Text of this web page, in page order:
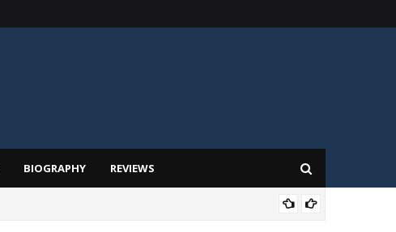
BIOGRAPHY REVIEWS